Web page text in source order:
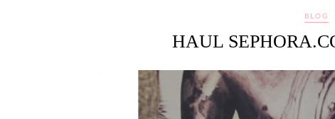
BLOG
HAUL